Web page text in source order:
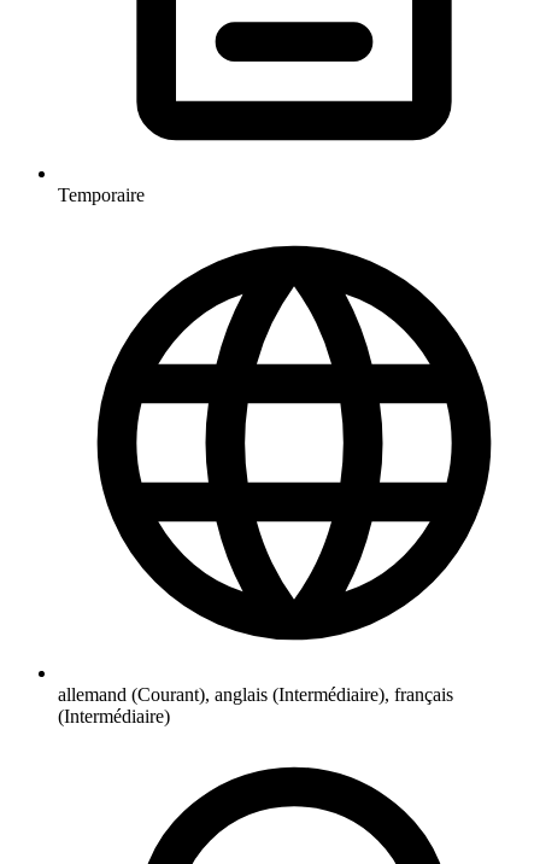
Temporaire
allemand (Courant), anglais (Intermédiaire), français
(Intermédiaire)